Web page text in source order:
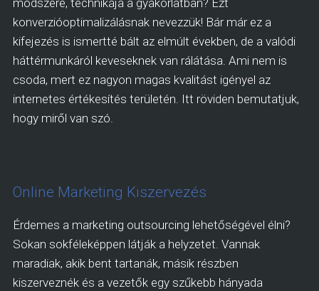
módszere, technikája a gyakorlatban? Ezt
konverzióoptimalizálásnak nevezzük! Bár már ez a
kifejezés is ismertté bált az elmúlt években, de a valódi
háttérmunkáról keveseknek van rálátása. Ami nem is
csoda, mert ez nagyon magas kvalitást igényel az
internetes értékesítés területén. Itt röviden bemutatjuk,
hogy miről van szó.
Online Marketing Kiszervezés
Érdemes a marketing outsourcing lehetőségével élni?
Sokan sokféleképpen látják a helyzetet. Vannak
maradiak, akik bent tartanák, másik részben
kiszerveznék és a vezetők egy szűkebb hányada